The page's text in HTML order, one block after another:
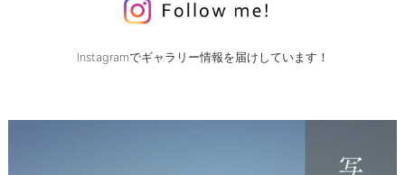
Instagramでギャラリー情報を届けしています！